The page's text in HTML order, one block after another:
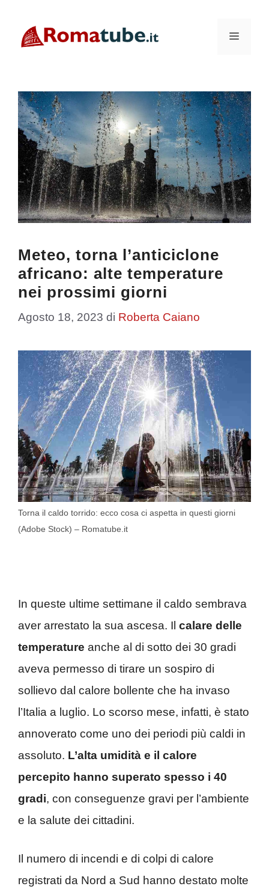
Menu
Meteo, torna l’anticiclone
africano: alte temperature
nei prossimi giorni
Agosto 18, 2023 di Roberta Caiano
Torna il caldo torrido: ecco cosa ci aspetta in questi giorni
(Adobe Stock) – Romatube.it
In queste ultime settimane il caldo sembrava
aver arrestato la sua ascesa. Il calare delle
temperature anche al di sotto dei 30 gradi
aveva permesso di tirare un sospiro di
sollievo dal calore bollente che ha invaso
l’Italia a luglio. Lo scorso mese, infatti, è stato
annoverato come uno dei periodi più caldi in
assoluto. L’alta umidità e il calore
percepito hanno superato spesso i 40
gradi, con conseguenze gravi per l’ambiente
e la salute dei cittadini.
Il numero di incendi e di colpi di calore
registrati da Nord a Sud hanno destato molte